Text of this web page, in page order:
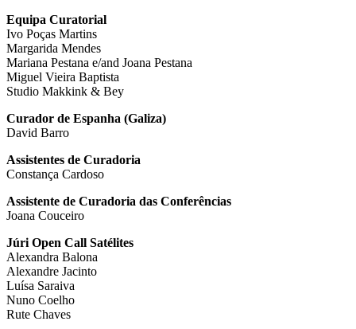
Equipa Curatorial
Ivo Poças Martins
Margarida Mendes
Mariana Pestana e/and Joana Pestana
Miguel Vieira Baptista
Studio Makkink & Bey
Curador de Espanha (Galiza)
David Barro
Assistentes de Curadoria
Constança Cardoso
Assistente de Curadoria das Conferências
Joana Couceiro
Júri Open Call Satélites
Alexandra Balona
Alexandre Jacinto
Luísa Saraiva
Nuno Coelho
Rute Chaves